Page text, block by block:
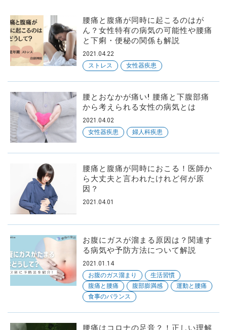
腰痛と腹痛が同時に起こるのはが
ん？女性特有の病気の可能性や腰痛
と下痢・便秘の関係も解説
2021.04.22
ストレス
女性器疾患
腰とおなかが痛い! 腰痛と下腹部痛
から考えられる女性の病気とは
2021.04.02
女性器疾患
婦人科疾患
腰痛と腹痛が同時におこる！医師か
ら大丈夫と言われたけれど何が原
因？
2021.04.01
お腹にガスが溜まる原因は？関連す
る病気や予防方法について解説
2021.01.14
お腹のガス溜まり
生活習慣
腹痛と腰痛
腹部膨満感
運動と腰痛
食事のバランス
腰痛はコロナの足音？！正しい理解